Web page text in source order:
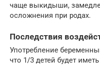
чаще выкидыши,
осложнения при родах.
Последствия
Употребление
что 1/3 детей будет